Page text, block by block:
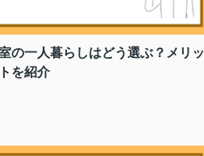
の一人暮らしはどう選ぶ？メリッ
を紹介